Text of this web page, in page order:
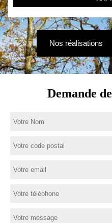
Nos réalisations
Demande